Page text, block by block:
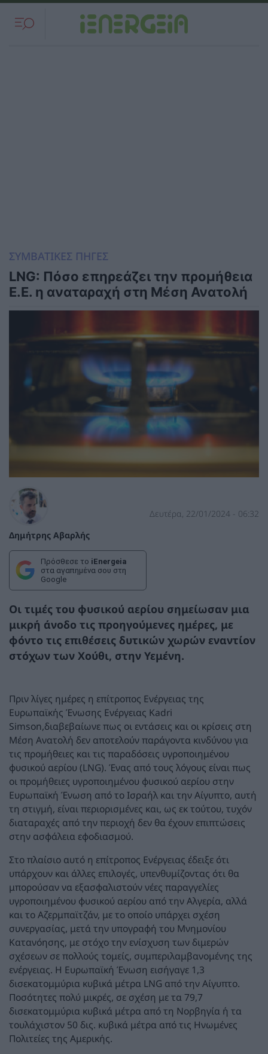
ΣΥΜΒΑΤΙΚΕΣ ΠΗΓΕΣ
LNG: Πόσο επηρεάζει την προμήθεια
Ε.Ε. η αναταραχή στη Μέση Ανατολή
Δημήτρης Αβαρλής
Δευτέρα, 22/01/2024 - 06:32
Πρόσθεσε το iEnergeia
στα αγαπημένα σου στη
Google
Οι τιμές του φυσικού αερίου σημείωσαν μια
μικρή άνοδο τις προηγούμενες ημέρες, με
φόντο τις επιθέσεις δυτικών χωρών εναντίον
στόχων των Χούθι, στην Υεμένη.
Πριν λίγες ημέρες η επίτροπος Ενέργειας της
Ευρωπαϊκής Ένωσης Ενέργειας Kadri
Simson,διαβεβαίωνε πως οι εντάσεις και οι κρίσεις στη
Μέση Ανατολή δεν αποτελούν παράγοντα κινδύνου για
τις προμήθειες και τις παραδόσεις υγροποιημένου
φυσικού αερίου (LNG). Ένας από τους λόγους είναι πως
οι προμήθειες υγροποιημένου φυσικού αερίου στην
Ευρωπαϊκή Ένωση από το Ισραήλ και την Αίγυπτο, αυτή
τη στιγμή, είναι περιορισμένες και, ως εκ τούτου, τυχόν
διαταραχές από την περιοχή δεν θα έχουν επιπτώσεις
στην ασφάλεια εφοδιασμού.
Στο πλαίσιο αυτό η επίτροπος Ενέργειας έδειξε ότι
υπάρχουν και άλλες επιλογές, υπενθυμίζοντας ότι θα
μπορούσαν να εξασφαλιστούν νέες παραγγελίες
υγροποιημένου φυσικού αερίου από την Αλγερία, αλλά
και το Αζερμπαϊτζάν, με το οποίο υπάρχει σχέση
συνεργασίας, μετά την υπογραφή του Μνημονίου
Κατανόησης, με στόχο την ενίσχυση των διμερών
σχέσεων σε πολλούς τομείς, συμπεριλαμβανομένης της
ενέργειας. Η Ευρωπαϊκή Ένωση εισήγαγε 1,3
δισεκατομμύρια κυβικά μέτρα LNG από την Αίγυπτο.
Ποσότητες πολύ μικρές, σε σχέση με τα 79,7
δισεκατομμύρια κυβικά μέτρα από τη Νορβηγία ή τα
τουλάχιστον 50 δις. κυβικά μέτρα από τις Ηνωμένες
Πολιτείες της Αμερικής.